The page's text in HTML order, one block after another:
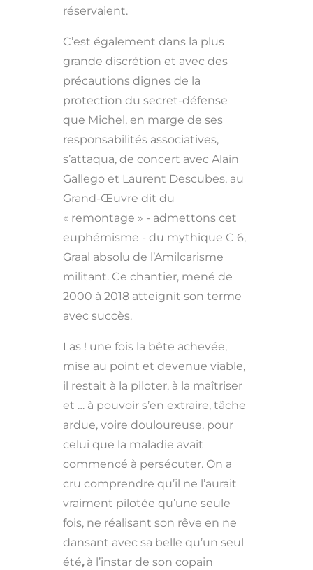
réservaient.
C’est également dans la plus
grande discrétion et avec des
précautions dignes de la
protection du secret-défense
que Michel, en marge de ses
responsabilités associatives,
s’attaqua, de concert avec Alain
Gallego et Laurent Descubes, au
Grand-Œuvre dit du
« remontage » - admettons cet
euphémisme - du mythique C 6,
Graal absolu de l’Amilcarisme
militant. Ce chantier, mené de
2000 à 2018 atteignit son terme
avec succès.
Las ! une fois la bête achevée,
mise au point et devenue viable,
il restait à la piloter, à la maîtriser
et … à pouvoir s’en extraire, tâche
ardue, voire douloureuse, pour
celui que la maladie avait
commencé à persécuter. On a
cru comprendre qu’il ne l’aurait
vraiment pilotée qu’une seule
fois, ne réalisant son rêve en ne
dansant avec sa belle qu’un seul
été, à l’instar de son copain